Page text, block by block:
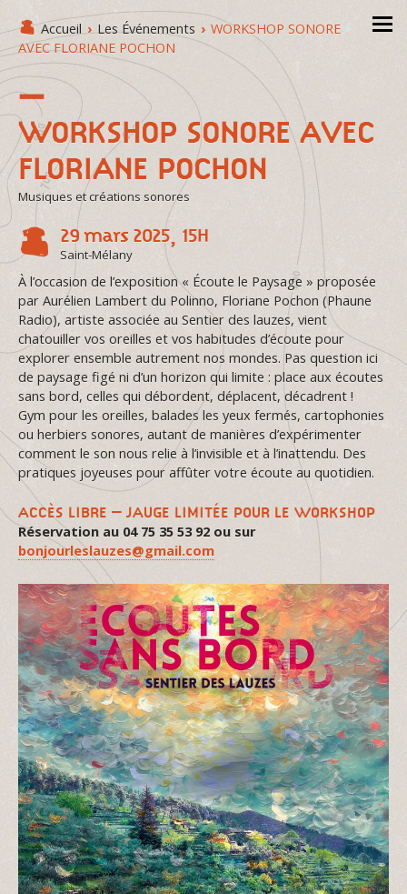
Accueil › Les Événements › WORKSHOP SONORE
AVEC FLORIANE POCHON
WORKSHOP SONORE AVEC
FLORIANE POCHON
Musiques et créations sonores
29 mars 2025, 15H
Saint-Mélany
À l’occasion de l’exposition « Écoute le Paysage » proposée
par Aurélien Lambert du Polinno, Floriane Pochon (Phaune
Radio), artiste associée au Sentier des lauzes, vient
chatouiller vos oreilles et vos habitudes d’écoute pour
explorer ensemble autrement nos mondes. Pas question ici
de paysage figé ni d’un horizon qui limite : place aux écoutes
sans bord, celles qui débordent, déplacent, décadrent !
Gym pour les oreilles, balades les yeux fermés, cartophonies
ou herbiers sonores, autant de manières d’expérimenter
comment le son nous relie à l’invisible et à l’inattendu. Des
pratiques joyeuses pour affûter votre écoute au quotidien.
ACCÈS LIBRE – JAUGE LIMITÉE POUR LE WORKSHOP
Réservation au 04 75 35 53 92 ou sur
bonjourleslauzes@gmail.com